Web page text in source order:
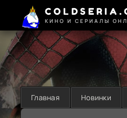
КИНО И СЕРИАЛЫ
Главная Новинки